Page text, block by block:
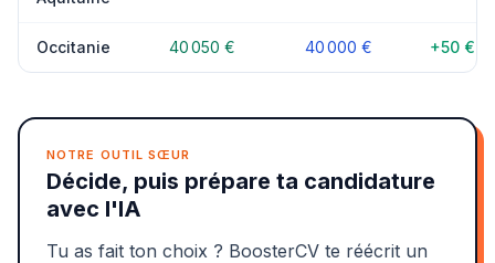
Occitanie 40 050 € 40 000 € +50 €
NOTRE OUTIL SŒUR
Décide, puis prépare ta candidature
avec l'IA
Tu as fait ton choix ? BoosterCV te réécrit un